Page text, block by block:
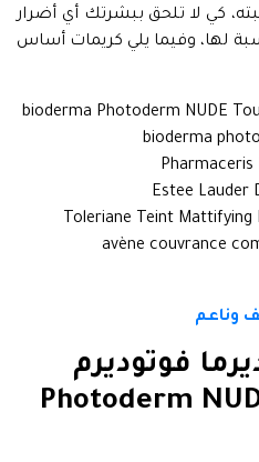
كي لا تلحق ببشرتك أي أضرار
لها، وفيما يلي كريمات أساس
bioderma Photoderm NUDE
bioderma
Pharmaceris
Estee Lauder
Toleriane Teint Mattifying
avène couvrance
وناعم
فوتوديرم
Photoderm